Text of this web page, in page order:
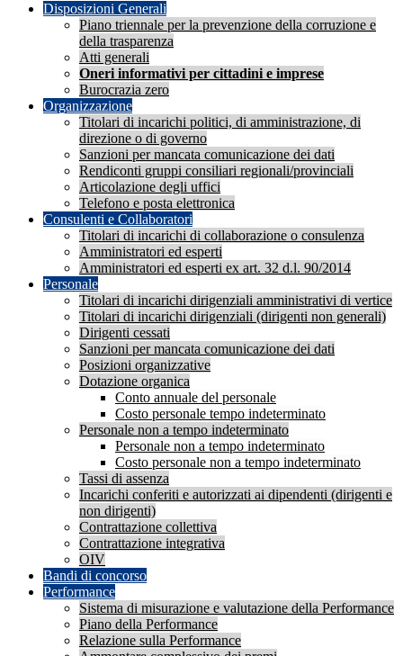
Disposizioni Generali
Piano triennale per la prevenzione della corruzione e
della trasparenza
Atti generali
Oneri informativi per cittadini e imprese
Burocrazia zero
Organizzazione
Titolari di incarichi politici, di amministrazione, di
direzione o di governo
Sanzioni per mancata comunicazione dei dati
Rendiconti gruppi consiliari regionali/provinciali
Articolazione degli uffici
Telefono e posta elettronica
Consulenti e Collaboratori
Titolari di incarichi di collaborazione o consulenza
Amministratori ed esperti
Amministratori ed esperti ex art. 32 d.l. 90/2014
Personale
Titolari di incarichi dirigenziali amministrativi di vertice
Titolari di incarichi dirigenziali (dirigenti non generali)
Dirigenti cessati
Sanzioni per mancata comunicazione dei dati
Posizioni organizzative
Dotazione organica
Conto annuale del personale
Costo personale tempo indeterminato
Personale non a tempo indeterminato
Personale non a tempo indeterminato
Costo personale non a tempo indeterminato
Tassi di assenza
Incarichi conferiti e autorizzati ai dipendenti (dirigenti e
non dirigenti)
Contrattazione collettiva
Contrattazione integrativa
OIV
Bandi di concorso
Performance
Sistema di misurazione e valutazione della Performance
Piano della Performance
Relazione sulla Performance